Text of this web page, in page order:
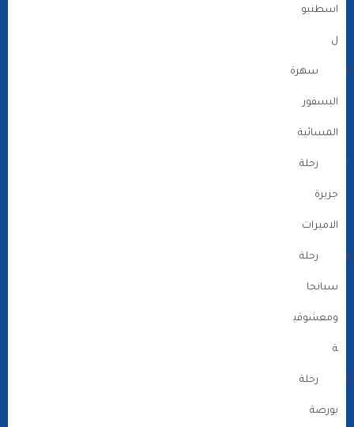
اسطنبو
ل
سهرة
البسفور
المسائية
رحلة
جزيرة
الاميرات
رحلة
سبانجا
ومعشوقي
ة
رحلة
بورصة